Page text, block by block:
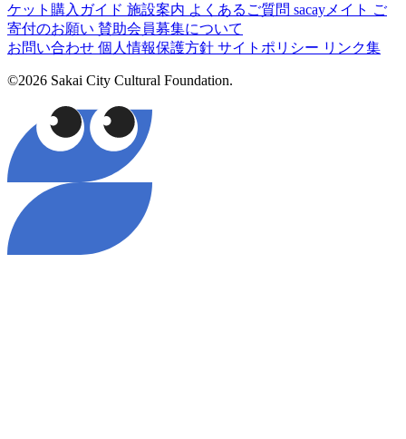
ケット購入ガイド 施設案内 よくあるご質問 sacayメイト ご
寄付のお願い 賛助会員募集について
お問い合わせ 個人情報保護方針 サイトポリシー リンク集
©2026 Sakai City Cultural Foundation.